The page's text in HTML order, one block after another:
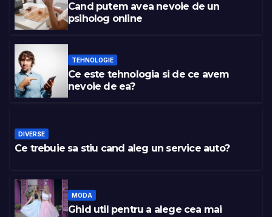
Cand putem avea nevoie de un
psiholog online
TEHNOLOGIE
Ce este tehnologia si de ce avem
nevoie de ea?
DIVERSE
Ce trebuie sa stiu cand aleg un service auto?
MODA
Ghid util pentru a alege cea mai